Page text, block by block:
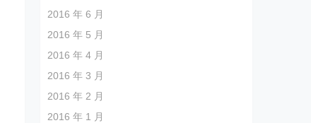
2016 年 6 月
2016 年 5 月
2016 年 4 月
2016 年 3 月
2016 年 2 月
2016 年 1 月